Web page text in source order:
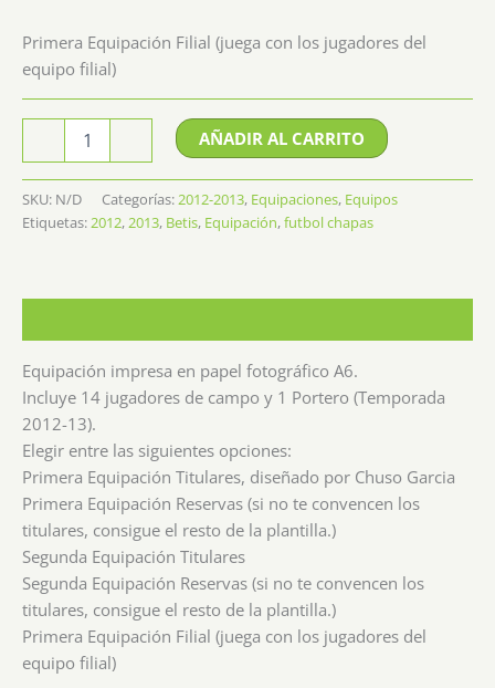
Primera Equipación Filial (juega con los jugadores del
equipo filial)
AÑADIR AL CARRITO
SKU: N/D Categorías: 2012-2013, Equipaciones, Equipos
Etiquetas: 2012, 2013, Betis, Equipación,futbol chapas
Equipación impresa en papel fotográfico A6.
Incluye 14 jugadores de campo y 1 Portero (Temporada
2012-13).
Elegir entre las siguientes opciones:
Primera Equipación Titulares, diseñado por Chuso Garcia
Primera Equipación Reservas (si no te convencen los
titulares, consigue el resto de la plantilla.)
Segunda Equipación Titulares
Segunda Equipación Reservas (si no te convencen los
titulares, consigue el resto de la plantilla.)
Primera Equipación Filial (juega con los jugadores del
equipo filial)